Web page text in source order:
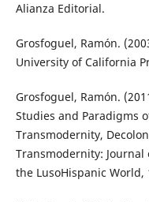
Alianza Editorial.
Grosfoguel, Ramón.
University of California
Grosfoguel, Ramón.
Studies and Paradigms
Transmodernity,
Transmodernity:
the LusoHispanic World,